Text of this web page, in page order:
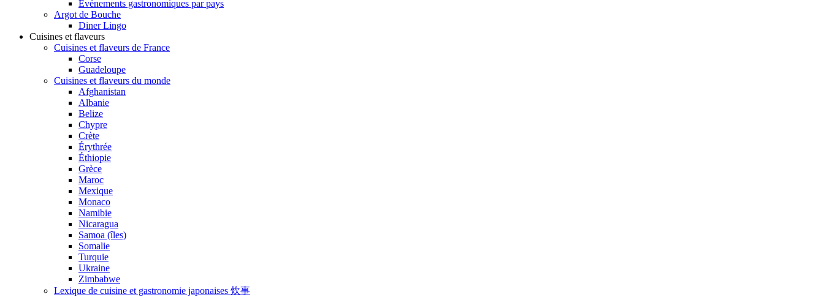
Evénements gastronomiques par pays
Argot de Bouche
Diner Lingo
Cuisines et flaveurs
Cuisines et flaveurs de France
Corse
Guadeloupe
Cuisines et flaveurs du monde
Afghanistan
Albanie
Belize
Chypre
Crète
Érythrée
Éthiopie
Grèce
Maroc
Mexique
Monaco
Namibie
Nicaragua
Samoa (îles)
Somalie
Turquie
Ukraine
Zimbabwe
Lexique de cuisine et gastronomie japonaises 炊事